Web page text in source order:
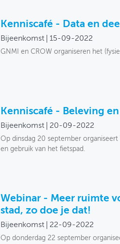
Kenniscafé - Data en
Bijeenkomst 15-09-2022
GNMI en CROW organiseren het
Kenniscafé - Beleving
Bijeenkomst 20-09-2022
Op dinsdag 20 september
en gebruik van het fietspad.
Webinar - Meer ruimte
stad, zo doe je dat!
Bijeenkomst 22-09-2022
Op donderdag 22 september